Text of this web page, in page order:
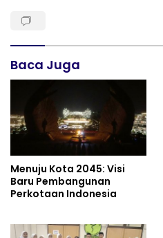
Baca Juga
Menuju Kota 2045: Visi
Baru Pembangunan
Perkotaan Indonesia